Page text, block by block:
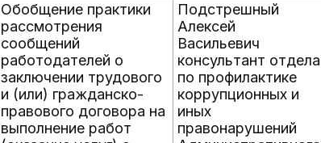
Обобщение практики
рассмотрения
сообщений
работодателей о
заключении трудового
и (или) гражданско-
правового договора на
выполнение работ
Подстрешный
Алексей
Васильевич
консультант отдела
по профилактике
коррупционных и
иных
правонарушений